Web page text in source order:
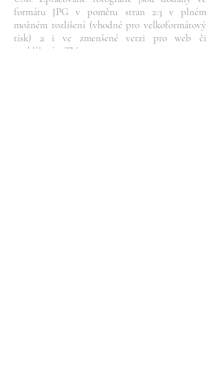
formátu JPG v poměru stran 2:3 v plném
možném rozlišení (vhodné pro velkoformátový
tisk) a i ve zmenšené verzi pro web či
prohlížení v TV.